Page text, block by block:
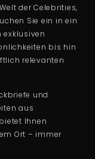
der Celebrities,
Sie ein in ein
bis hin
relevanten
und
aus
Ihnen
Ort – immer